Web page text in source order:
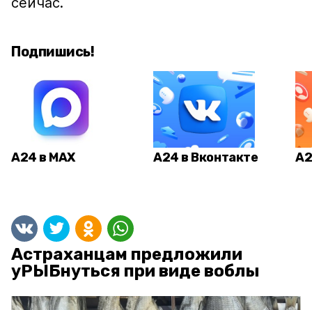
Подпишись!
А24 в MAX А24 в Вконтакте
Астраханцам предложили
уРЫБнуться при виде воблы